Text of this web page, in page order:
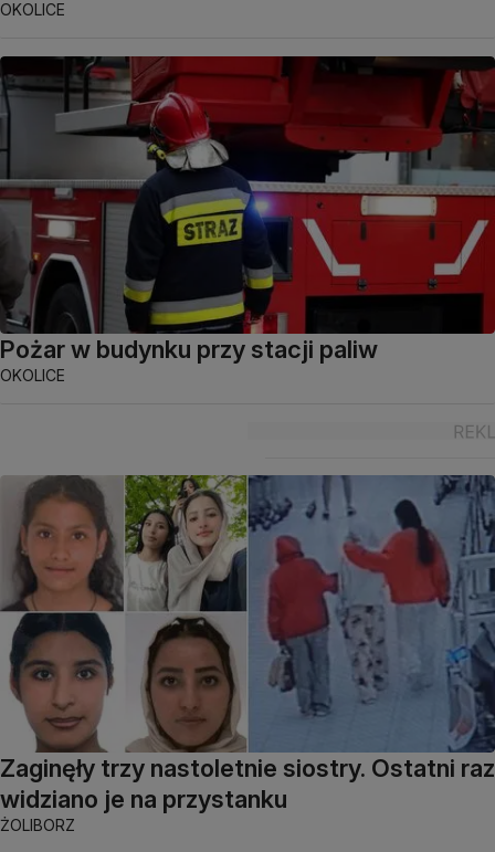
OKOLICE
Pożar w budynku przy stacji paliw
OKOLICE
Zaginęły trzy nastoletnie siostry. Ostatni raz
widziano je na przystanku
ŻOLIBORZ